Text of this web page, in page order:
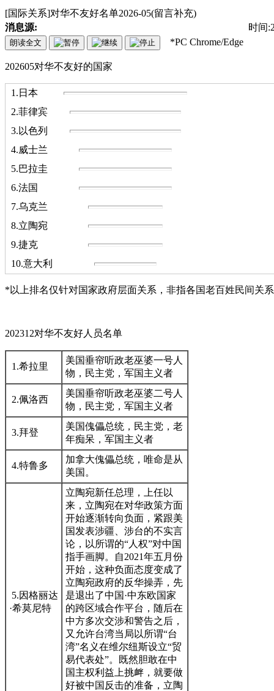
[国际关系]对华不友好名单2026-05(留言补充)
消息源:
时间
朗读全文 *PC Chrome/Edge
202605对华不友好的国家
1.日本
2.菲律宾
3.以色列
4.威士兰
5.巴拉圭
6.法国
7.乌克兰
8.立陶宛
9.捷克
10.意大利
*以上排名仅针对国家政府层面关系，非指各国老百姓民间关
202312对华不友好人员名单
1.希拉里
美国垂帘听政老巫婆一号人
物，民主党，军国主义者
2.佩洛西
美国垂帘听政老巫婆二号人
物，民主党，军国主义者
3.拜登
美国傀儡总统，民主党，老
年痴呆，军国主义者
4.特鲁多
加拿大傀儡总统，唯命是从
美国。
5.因格丽达
·希莫尼特
立陶宛新任总理，上任以
来，立陶宛在对华政策方面
开始逐渐转向负面，紧跟美
国发表涉疆、涉台的不实言
论，以所谓的“人权”对中国
指手画脚。自2021年五月份
开始，这种负面态度变成了
立陶宛政府的反华操弄，先
是退出了中国·中东欧国家
的跨区域合作平台，随后在
中方多次交涉和警告之后，
又允许台湾当局以所谓“台
湾”名义在维尔纽斯设立“贸
易代表处”。既然胆敢在中
国主权利益上挑衅，就要做
好被中国反击的准备，立陶